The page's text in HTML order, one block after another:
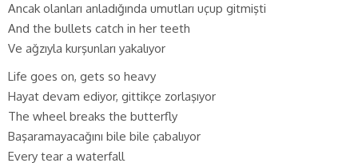
Ancak olanları anladığında umutları uçup gitmişti
And the bullets catch in her teeth
Ve ağzıyla kurşunları yakalıyor
Life goes on, gets so heavy
Hayat devam ediyor, gittikçe zorlaşıyor
The wheel breaks the butterfly
Başaramayacağını bile bile çabalıyor
Every tear a waterfall